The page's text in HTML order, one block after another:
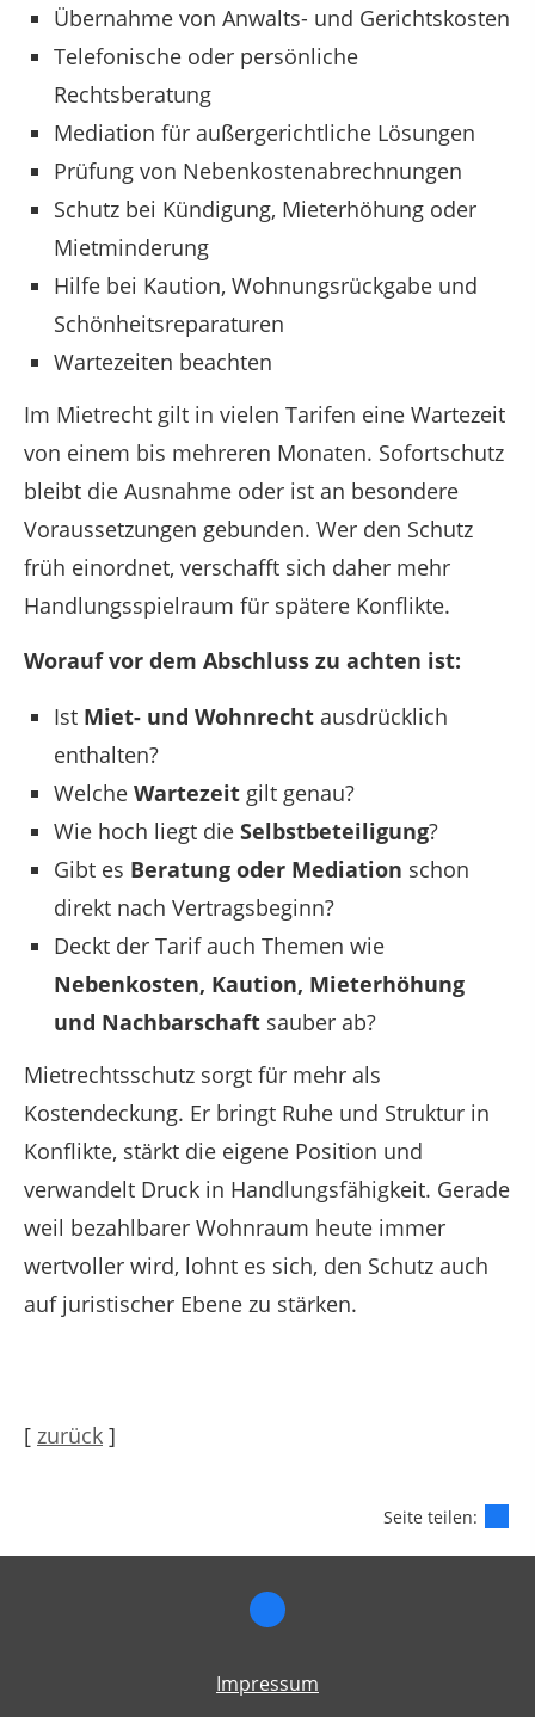
Übernahme von Anwalts- und Gerichtskosten
Telefonische oder persönliche
Rechtsberatung
Mediation für außergerichtliche Lösungen
Prüfung von Nebenkostenabrechnungen
Schutz bei Kündigung, Mieterhöhung oder
Mietminderung
Hilfe bei Kaution, Wohnungsrückgabe und
Schönheitsreparaturen
Wartezeiten beachten
Im Mietrecht gilt in vielen Tarifen eine Wartezeit
von einem bis mehreren Monaten. Sofortschutz
bleibt die Ausnahme oder ist an besondere
Voraussetzungen gebunden. Wer den Schutz
früh einordnet, verschafft sich daher mehr
Handlungsspielraum für spätere Konflikte.
Worauf vor dem Abschluss zu achten ist:
Ist Miet- und Wohnrecht ausdrücklich
enthalten?
Welche Wartezeit gilt genau?
Wie hoch liegt die Selbstbeteiligung?
Gibt es Beratung oder Mediation schon
direkt nach Vertragsbeginn?
Deckt der Tarif auch Themen wie
Nebenkosten, Kaution, Mieterhöhung
und Nachbarschaft sauber ab?
Mietrechtsschutz sorgt für mehr als
Kostendeckung. Er bringt Ruhe und Struktur in
Konflikte, stärkt die eigene Position und
verwandelt Druck in Handlungsfähigkeit. Gerade
weil bezahlbarer Wohnraum heute immer
wertvoller wird, lohnt es sich, den Schutz auch
auf juristischer Ebene zu stärken.
[ zurück ]
Seite teilen:
Impressum